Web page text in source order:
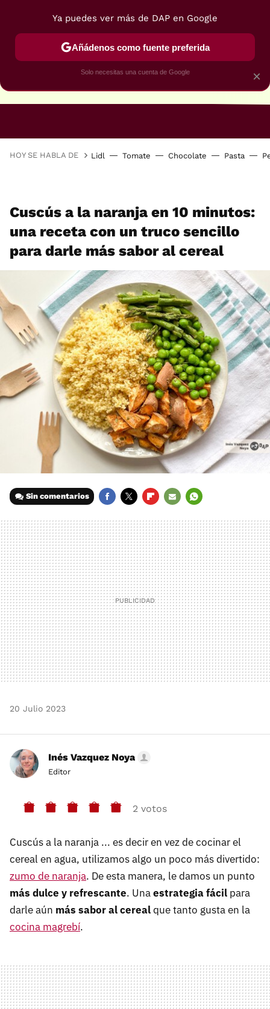
HOY SE HABLA DE Lidl Tomate Chocolate Pasta
Cuscús a la naranja en 10 minutos:
una receta con un truco sencillo
para darle más sabor al cereal
Sin comentarios
MAIL
20 Julio 2023
Inés Vazquez Noya
Editor
2 votos
Cuscús a la naranja ... es decir en vez de cocinar el
cereal en agua, utilizamos algo un poco más divertido:
zumo de naranja. De esta manera, le damos un punto
más dulce y refrescante. Unaestrategia fácil para
darle aún más sabor al cerealque tanto gusta en la
cocina magrebí.
×
Ya puedes ver más de DAP en Google
Añádenos como fuente preferida
Solo necesitas una cuenta de Google